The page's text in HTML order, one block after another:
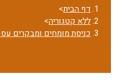
דף הבית>
ללא קטגוריה>
כניסת מומחים ומבקרים